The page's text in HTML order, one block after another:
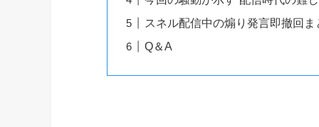
スネル配信中の煽り発言即撤回ま
Q＆A